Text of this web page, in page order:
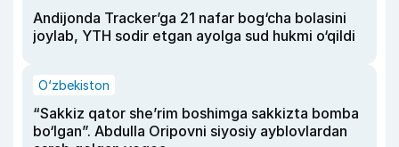
Andijonda Tracker’ga 21 nafar bog‘cha bolasini
joylab, YTH sodir etgan ayolga sud hukmi o‘qildi
O‘zbekiston
“Sakkiz qator she’rim boshimga sakkizta bomba
bo‘lgan”. Abdulla Oripovni siyosiy ayblovlardan